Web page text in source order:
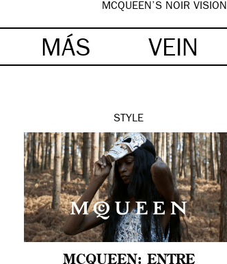
MCQUEEN’S NOIR VISION
MÁS VEIN
STYLE
MCQUEEN: ENTRE